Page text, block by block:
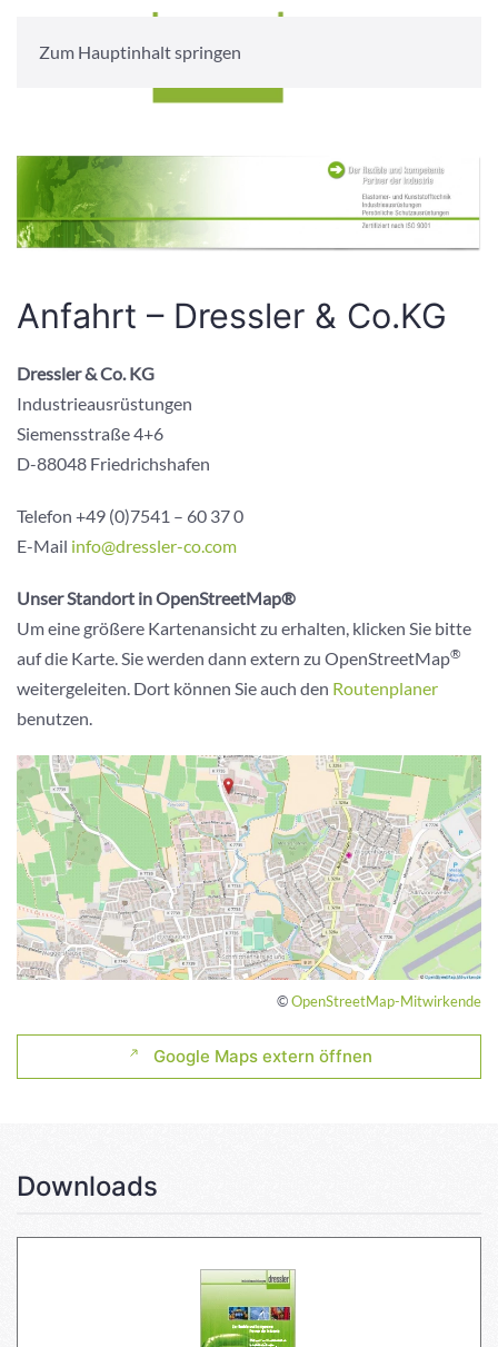
Zum Hauptinhalt springen
Anfahrt – Dressler & Co.KG
Dressler & Co. KG
Industrieausrüstungen
Siemensstraße 4+6
D-88048 Friedrichshafen
Telefon +49 (0)7541 – 60 37 0
E-Mail info@dressler-co.com
Unser Standort in OpenStreetMap®
Um eine größere Kartenansicht zu erhalten, klicken Sie bitte
auf die Karte. Sie werden dann extern zu OpenStreetMap®
weitergeleiten. Dort können Sie auch den Routenplaner
benutzen.
©OpenStreetMap-Mitwirkende
Google Maps extern öffnen
Downloads